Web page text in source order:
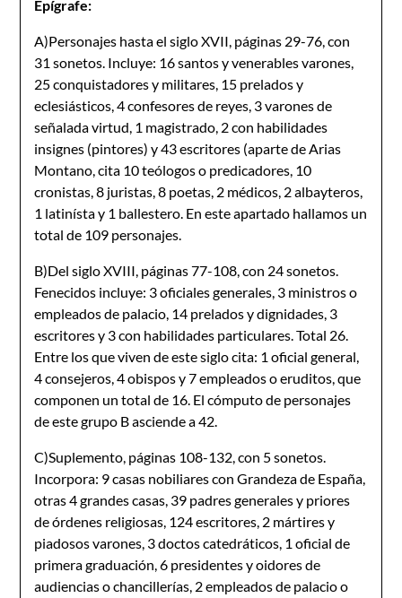
Epígrafe:
A)Personajes hasta el siglo XVII, páginas 29-76, con
31 sonetos. Incluye: 16 santos y venerables varones,
25 conquistadores y militares, 15 prelados y
eclesiásticos, 4 confesores de reyes, 3 varones de
señalada virtud, 1 magistrado, 2 con habilidades
insignes (pintores) y 43 escritores (aparte de Arias
Montano, cita 10 teólogos o predicadores, 10
cronistas, 8 juristas, 8 poetas, 2 médicos, 2 albayteros,
1 latinísta y 1 ballestero. En este apartado hallamos un
total de 109 personajes.
B)Del siglo XVIII, páginas 77-108, con 24 sonetos.
Fenecidos incluye: 3 oficiales generales, 3 ministros o
empleados de palacio, 14 prelados y dignidades, 3
escritores y 3 con habilidades particulares. Total 26.
Entre los que viven de este siglo cita: 1 oficial general,
4 consejeros, 4 obispos y 7 empleados o eruditos, que
componen un total de 16. El cómputo de personajes
de este grupo B asciende a 42.
C)Suplemento, páginas 108-132, con 5 sonetos.
Incorpora: 9 casas nobiliares con Grandeza de España,
otras 4 grandes casas, 39 padres generales y priores
de órdenes religiosas, 124 escritores, 2 mártires y
piadosos varones, 3 doctos catedráticos, 1 oficial de
primera graduación, 6 presidentes y oidores de
audiencias o chancillerías, 2 empleados de palacio o